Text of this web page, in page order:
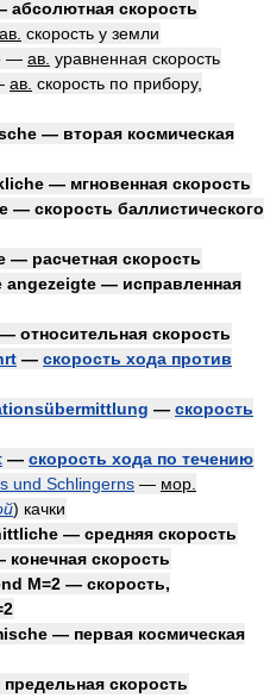
скорость
ав. скорость у земли
— ав. уравненная скорость
ав. скорость по прибору,
— вторая космическая
— мгновенная скорость
скорость баллистического
расчетная скорость
— исправленная
относительная скорость
— скорость хода против
— скорость
— скорость хода по течению
und Schlingerns — мор.
) качки
— средняя скорость
скорость
M=2 — скорость,
— первая космическая
скорость